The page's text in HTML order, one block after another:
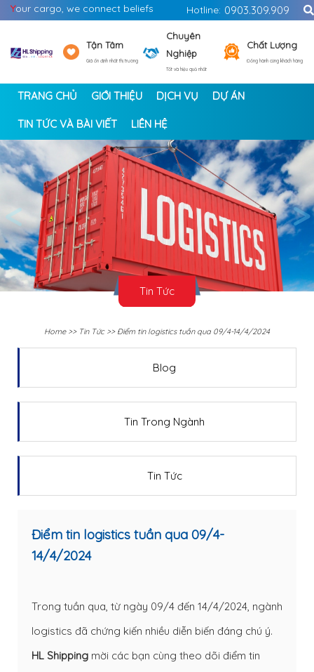
Your cargo, we connect beliefs Hotline: 0903.309.909
Tận Tâm
Giá ổn định nhất thị trường
Chuyên
Nghiệp
Tốt và hiệu quả nhất
Chất Lượng
Đồng hành cùng khách hàng
TRANG CHỦ GIỚI THIỆU DỊCH VỤ DỰ ÁN
TIN TỨC VÀ BÀI VIẾT LIÊN HỆ
< >
Tin Tức
Home>> Tin Tức>> Điểm tin logistics tuần qua 09/4-14/4/2024
Blog
Tin Trong Ngành
Tin Tức
Điểm tin logistics tuần qua 09/4-
14/4/2024
Trong tuần qua, từ ngày 09/4 đến 14/4/2024, ngành
logistics đã chứng kiến nhiều diễn biến đáng chú ý.
HL Shipping mời các bạn cùng theo dõi điểm tin